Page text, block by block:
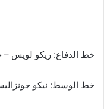
خط الدفاع: ريكو لويس –
خط الوسط: نيكو